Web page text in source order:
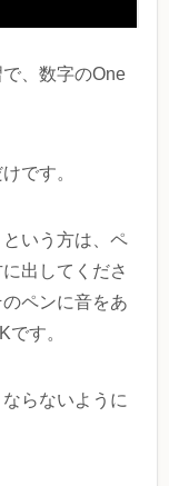
、数字のOne
です。
という方は、ペ
出してくださ
ペンに音をあ
す。
らないように